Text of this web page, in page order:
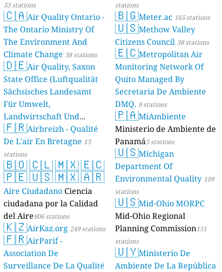
33 stations
🇨🇦Air Quality Ontario -
The Ontario Ministry Of
The Environment And
Climate Change 38 stations
🇩🇪Air Quality, Saxon
State Office (Luftqualität
Sächsisches Landesamt
Für Umwelt,
Landwirtschaft Und
Geologie) 50 stations
🇫🇷Airbreizh - Qualité
De L'air En Bretagne 13
stations
🇧🇴🇨🇱🇲🇽🇪🇨
🇵🇪🇺🇸🇲🇽🇦🇷
Aire Ciudadano Ciencia
ciudadana por la Calidad
del Aire806 stations
🇰🇿AirKaz.org 249 stations
🇫🇷AirParif -
Association De
Surveillance De La Qualité
stations
🇧🇬Meter.ac 165 stations
🇺🇸Methow Valley
Citizens Council 38 stations
🇪🇨Metropolitan Air
Monitoring Network Of
Quito Managed By
Secretaria De Ambiente
DMQ. 9 stations
🇵🇦MiAmbiente
Ministerio de Ambiente de
Panamá5 stations
🇺🇸Michigan
Department Of
Environmental Quality 109
stations
🇺🇸Mid-Ohio MORPC
Mid-Ohio Regional
Planning Commission151
stations
🇺🇾Ministerio De
Ambiente De La República